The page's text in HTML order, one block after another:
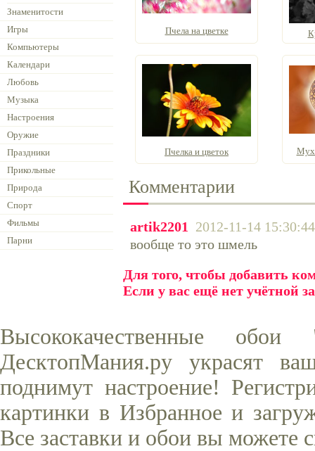
Знаменитости
Игры
Компьютеры
Календари
Любовь
Музыка
Настроения
Оружие
Праздники
Прикольные
Природа
Спорт
Фильмы
Парни
Пчела на цветке
Пчелка и цветок
Комментарии
artik2201
2012-11-14 15:30:44
вообще то это шмель
Для того, чтобы добавить
Если у вас ещё нет учётной
Высококачественные
ДесктопМания.ру украсят
поднимут настроение!
картинки в Избранное и
Все заставки и обои вы можете